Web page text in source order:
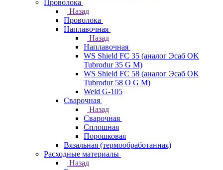
Проволока
Назад
Проволока
Наплавочная
Назад
Наплавочная
WS Shield FC 35 (аналог Эсаб OK
Tubrodur 35 G M)
WS Shield FC 58 (аналог Эсаб OK
Tubrodur 58 O G M)
Weld G-105
Сварочная
Назад
Сварочная
Сплошная
Порошковая
Вязальная (термообработанная)
Расходные материалы
Назад